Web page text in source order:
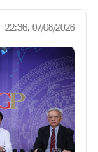
22:36, 07/08/2026